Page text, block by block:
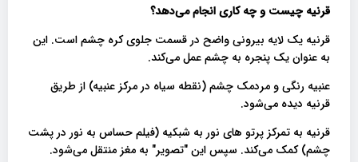
قرنیه چیست و چه کاری انجام می‌دهد؟
قرنیه یک لایه بیرونی واضح در قسمت جلوی کره چشم است. این
به عنوان یک پنجره به چشم عمل می‌کند.
عنبیه رنگی و مردمک چشم (نقطه سیاه در مرکز عنبیه) از طریق
قرنیه دیده می‌شود.
قرنیه به تمرکز پرتو های نور به شبکیه (فیلم حساس به نور در پشت
چشم) کمک می‌کند. سپس این "تصویر" به مغز منتقل می‌شود.